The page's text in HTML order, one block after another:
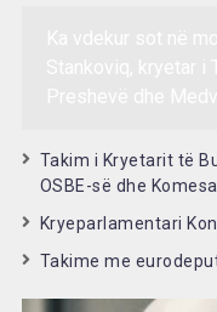
Takim i Kryetarit të
OSBE-së dhe
Kryeparlamentari
Takime me